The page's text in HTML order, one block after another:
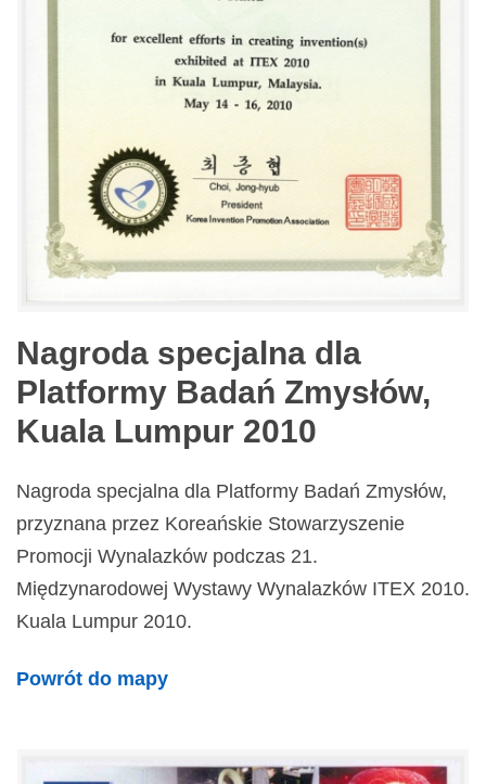
Nagroda specjalna dla
Platformy Badań Zmysłów,
Kuala Lumpur 2010
Nagroda specjalna dla Platformy Badań Zmysłów,
przyznana przez Koreańskie Stowarzyszenie
Promocji Wynalazków podczas 21.
Międzynarodowej Wystawy Wynalazków ITEX 2010.
Kuala Lumpur 2010.
Powrót do mapy